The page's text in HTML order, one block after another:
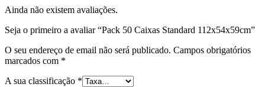
Ainda não existem avaliações.
Seja o primeiro a avaliar “Pack 50 Caixas Standard 112x54x59cm”
O seu endereço de email não será publicado. Campos obrigatórios
marcados com *
A sua classificação *